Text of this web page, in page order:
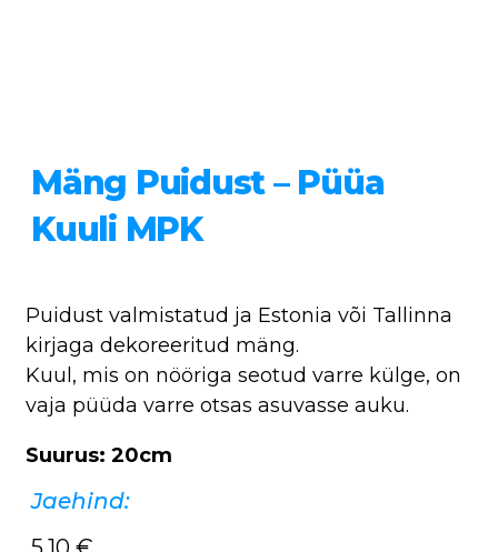
Mäng Puidust – Püüa
Kuuli MPK
Puidust valmistatud ja Estonia või Tallinna
kirjaga dekoreeritud mäng.
Kuul, mis on nööriga seotud varre külge, on
vaja püüda varre otsas asuvasse auku.
Suurus: 20cm
Jaehind: